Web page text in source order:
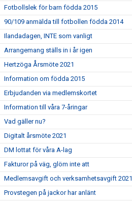
Fotbollslek för barn födda 2015
90/109 anmälda till fotbollen födda 2014
Ilandadagen, INTE som vanligt
Arrangemang ställs in i år igen
Hertzöga Årsmöte 2021
Information om födda 2015
Erbjudanden via medlemskortet
Information till våra 7-åringar
Vad gäller nu?
Digitalt årsmöte 2021
DM lottat för våra A-lag
Fakturor på väg, glöm inte att
Medlemsavgift och verksamhetsavgift 2021
Provstegen på jackor har anlänt